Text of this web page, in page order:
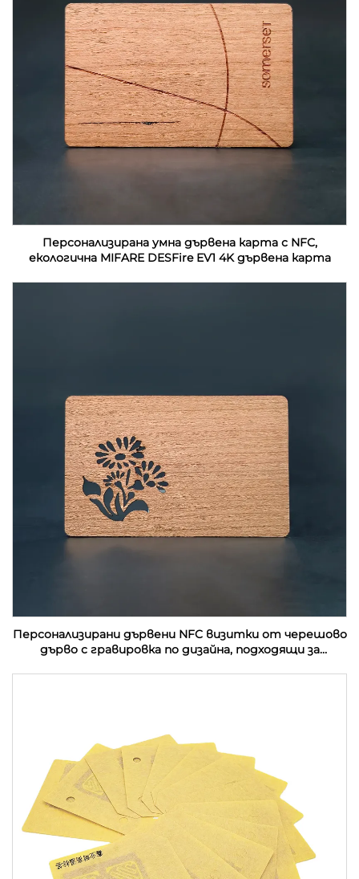
Персонализирана умна дървена карта с NFC,
екологична MIFARE DESFire EV1 4K дървена карта
Персонализирани дървени NFC визитки от черешово
дърво с гравировка по дизайна, подходящи за